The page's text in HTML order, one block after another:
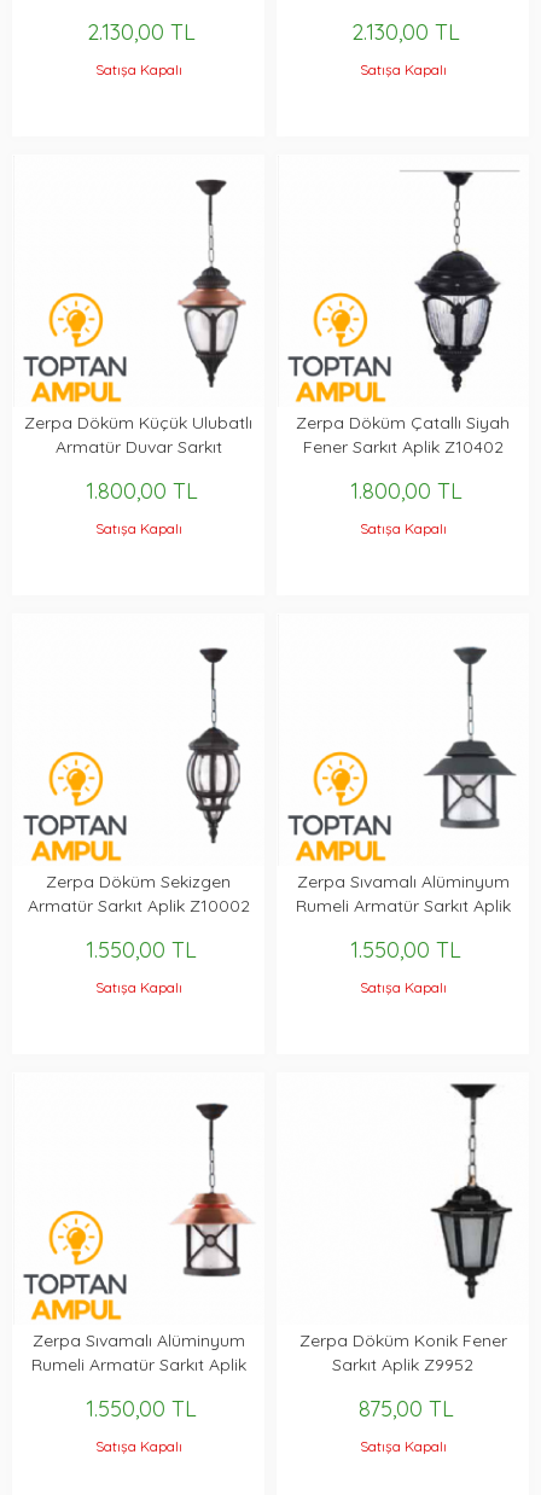
2.130,00 TL
Satışa Kapalı
2.130,00 TL
Satışa Kapalı
Zerpa Döküm Küçük Ulubatlı
Armatür Duvar Sarkıt
1.800,00 TL
Satışa Kapalı
Zerpa Döküm Çatallı Siyah
Fener Sarkıt Aplik Z10402
1.800,00 TL
Satışa Kapalı
Zerpa Döküm Sekizgen
Armatür Sarkıt Aplik Z10002
1.550,00 TL
Satışa Kapalı
Zerpa Sıvamalı Alüminyum
Rumeli Armatür Sarkıt Aplik
1.550,00 TL
Satışa Kapalı
Zerpa Sıvamalı Alüminyum
Rumeli Armatür Sarkıt Aplik
1.550,00 TL
Satışa Kapalı
Zerpa Döküm Konik Fener
Sarkıt Aplik Z9952
875,00 TL
Satışa Kapalı